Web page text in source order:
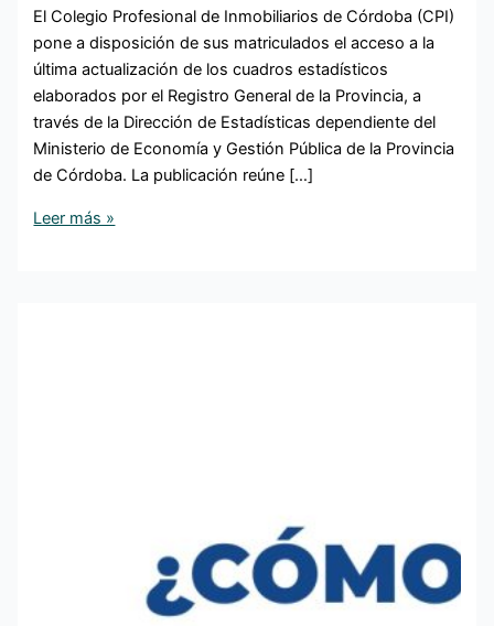
El Colegio Profesional de Inmobiliarios de Córdoba (CPI)
pone a disposición de sus matriculados el acceso a la
última actualización de los cuadros estadísticos
elaborados por el Registro General de la Provincia, a
través de la Dirección de Estadísticas dependiente del
Ministerio de Economía y Gestión Pública de la Provincia
de Córdoba. La publicación reúne […]
Leer más »